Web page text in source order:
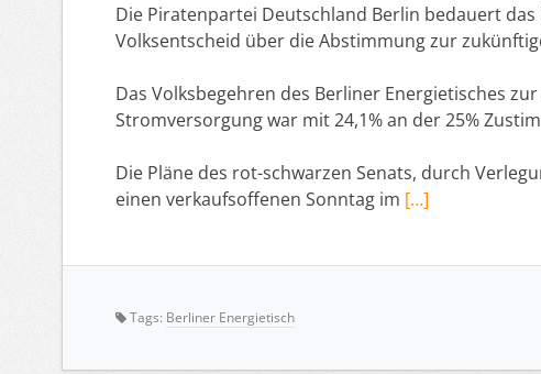
Die Piratenpartei Deutschland Berlin bedauert
Volksentscheid über die Abstimmung zur
Das Volksbegehren des Berliner Energietisches
Stromversorgung war mit 24,1% an der 25%
Die Pläne des rot-schwarzen Senats, durch
einen verkaufsoffenen Sonntag im […]
Tags: Berliner Energietisch